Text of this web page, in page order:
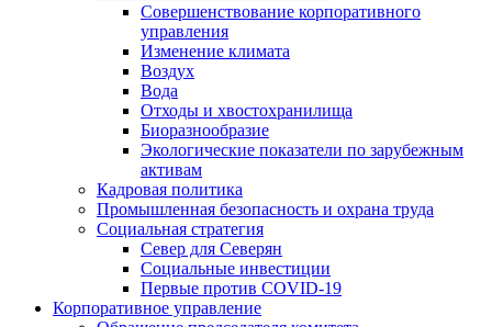
Совершенствование корпоративного
управления
Изменение климата
Воздух
Вода
Отходы и хвостохранилища
Биоразнообразие
Экологические показатели по зарубежным
активам
Кадровая политика
Промышленная безопасность и охрана труда
Социальная стратегия
Север для Северян
Социальные инвестиции
Первые против COVID‑19
Корпоративное управление